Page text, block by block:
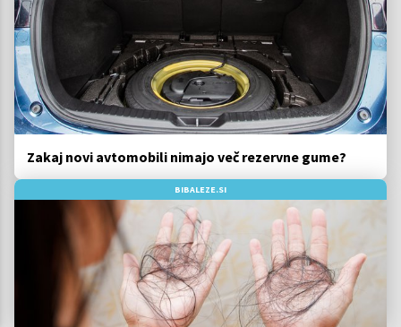
Zakaj novi avtomobili nimajo več rezervne gume?
BIBALEZE.SI